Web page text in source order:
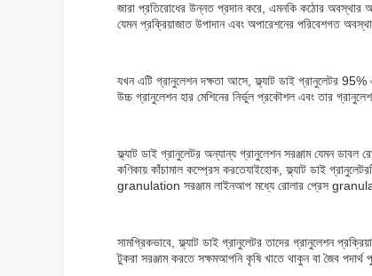
জারা প্রতিরোধের উন্নত প্রদান করে, এমনকি কঠোর অবস্থার
যেমন প্রক্রিয়াজাত উপাদান এবং অপারেশনের পরিবেশগত
যখন এটি গ্রানুলেশন দক্ষতা আসে, ফ্ল্যাট ডাই গ্রানুলেটর 95%
উচ্চ গ্রানুলেশন হার মেশিনের নির্ভুল প্রকৌশল এবং তার
ফ্ল্যাট ডাই গ্রানুলেটর অন্যান্য গ্রানুলেশন সরঞ্জাম যেমন
কণিকায় কাঁচামাল কম্প্রেস করতেযাইহোক, ফ্ল্যাট ডাই
granulation সরঞ্জাম লাইনআপ মধ্যে রোলার প্রেস
সামগ্রিকভাবে, ফ্ল্যাট ডাই গ্রানুলেটর তাদের গ্রানুলেশন
টুকরা সরঞ্জাম করতে সক্ষমআপনি কৃষি খাতে থাকুন বা জৈব পদার্থ